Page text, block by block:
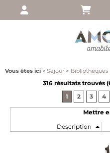
Vous êtes ici Séjour
Bibliothèques
316 résultats trouvés (
1
2 3 4
Mettre